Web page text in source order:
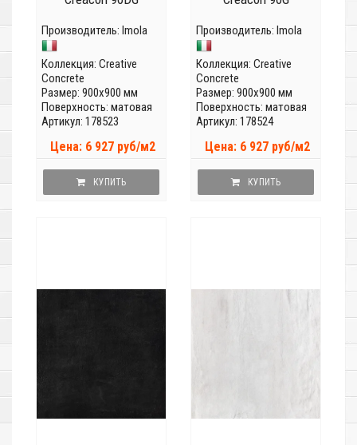
Производитель: Imola
Коллекция: Creative
Concrete
Размер: 900x900 мм
Поверхность: матовая
Артикул: 178523
Цена: 6 927 руб/м2
КУПИТЬ
Производитель: Imola
Коллекция: Creative
Concrete
Размер: 900x900 мм
Поверхность: матовая
Артикул: 178524
Цена: 6 927 руб/м2
КУПИТЬ